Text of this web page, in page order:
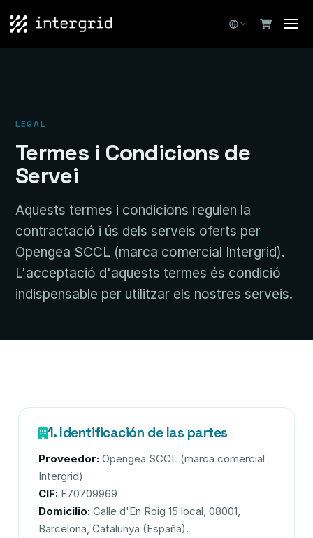
LEGAL
Termes i Condicions de
Servei
Aquests termes i condicions regulen la
contractació i ús dels serveis oferts per
Opengea SCCL (marca comercial Intergrid).
L'acceptació d'aquests termes és condició
indispensable per utilitzar els nostres serveis.
1. Identificación de las partes
Proveedor: Opengea SCCL (marca comercial
Intergrid)
CIF: F70709969
Domicilio: Calle d'En Roig 15 local, 08001,
Barcelona, Catalunya (España).